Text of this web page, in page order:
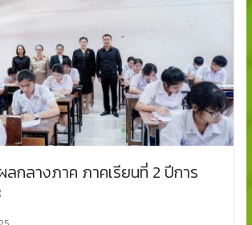
กลางภาค ภาคเรียนที่ 2 ปีการ